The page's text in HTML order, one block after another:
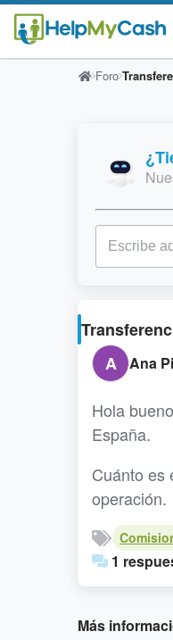
Foro
A Ana
Hola
España.
Cuánto es
operación.
1
Más